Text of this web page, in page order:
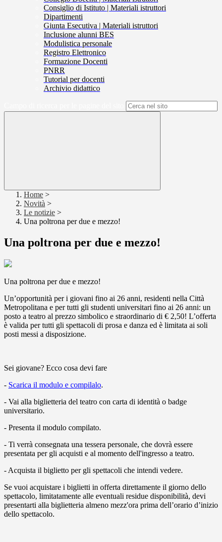
Consiglio di Istituto | Materiali istruttori
Dipartimenti
Giunta Esecutiva | Materiali istruttori
Inclusione alunni BES
Modulistica personale
Registro Elettronico
Formazione Docenti
PNRR
Tutorial per docenti
Archivio didattico
Home >
Novità >
Le notizie >
Una poltrona per due e mezzo!
Una poltrona per due e mezzo!
Una poltrona per due e mezzo!
Un’opportunità per i giovani fino ai 26 anni, residenti nella Città
Metropolitana e per tutti gli studenti universitari fino ai 26 anni: un
posto a teatro al prezzo simbolico e straordinario di € 2,50! L’offerta
è valida per tutti gli spettacoli di prosa e danza ed è limitata ai soli
posti messi a disposizione.
Sei giovane? Ecco cosa devi fare
- Scarica il modulo e compilalo.
- Vai alla biglietteria del teatro con carta di identità o badge
universitario.
- Presenta il modulo compilato.
- Ti verrà consegnata una tessera personale, che dovrà essere
presentata per gli acquisti e al momento dell'ingresso a teatro.
- Acquista il biglietto per gli spettacoli che intendi vedere.
Se vuoi acquistare i biglietti in offerta direttamente il giorno dello
spettacolo, limitatamente alle eventuali residue disponibilità, devi
presentarti alla biglietteria almeno mezz'ora prima dell’orario d’inizio
dello spettacolo.